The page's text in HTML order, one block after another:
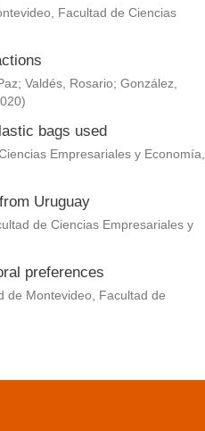
Facultad de Ciencias
; Valdés, Rosario; González,
)
bags used
Empresariales y Economía,
Uruguay
de Ciencias Empresariales y
preferences
de Montevideo, Facultad de